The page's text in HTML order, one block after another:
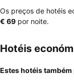
Os preços de hotéis
‎€ 69 por noite.
Hotéis
Estes hotéis